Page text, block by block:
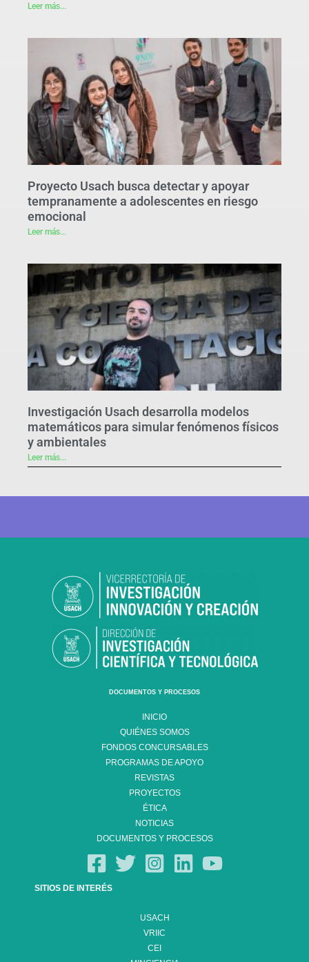
Leer más...
Proyecto Usach busca detectar y apoyar
tempranamente a adolescentes en riesgo
emocional
Leer más...
Investigación Usach desarrolla modelos
matemáticos para simular fenómenos físicos
y ambientales
Leer más...
DOCUMENTOS Y PROCESOS
INICIO
QUIÉNES SOMOS
FONDOS CONCURSABLES
PROGRAMAS DE APOYO
REVISTAS
PROYECTOS
ÉTICA
NOTICIAS
DOCUMENTOS Y PROCESOS
SITIOS DE INTERÉS
USACH
VRIIC
CEI